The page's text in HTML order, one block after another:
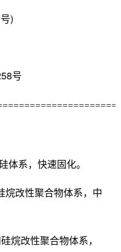
)
号
体系，快速固化。
烷改性聚合物体系，中
烷改性聚合物体系，